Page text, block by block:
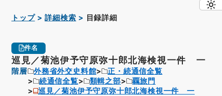
トップ 詳細検索 目録詳細
件名
巡見／菊池伊予守原弥十郎北海検視一件 一
階層 外務省外交史料館
正・続通信全覧
続通信全覧
類輯之部
覊旅門
巡見／菊池伊予守原弥十郎北海検視一件 一